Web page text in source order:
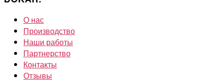
О нас
Производство
Наши работы
Партнерство
Контакты
Отзывы